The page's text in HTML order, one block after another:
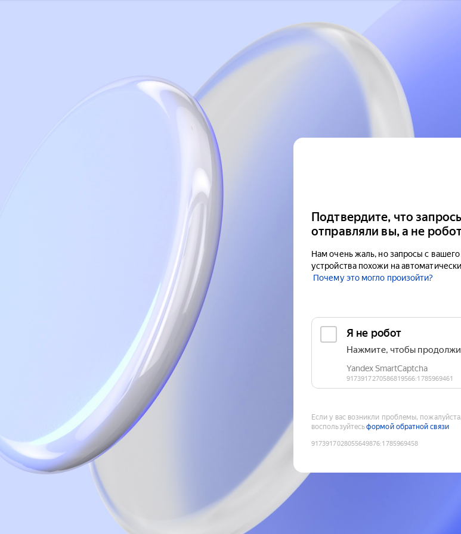
Подтвердите, что
отправляли вы, а не
Нам очень жаль, но запросы с вашего
устройства похожи на
Почему это могло произойти?
Если у вас возникли проблемы, пожалуйста,
воспользуйтесьформой обратной связи
9173917028055649876:1785969458